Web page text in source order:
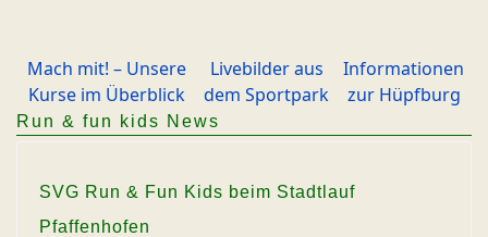
Mach mit! – Unsere
Kurse im Überblick
Livebilder aus
dem Sportpark
Informationen
zur Hüpfburg
Run & fun kids News
SVG Run & Fun Kids beim Stadtlauf
Pfaffenhofen